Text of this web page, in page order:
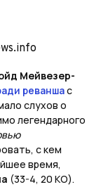
Мейвезер-
реваншас
слухов о
легендарного
с кем
время,
(33-4, 20 КО).